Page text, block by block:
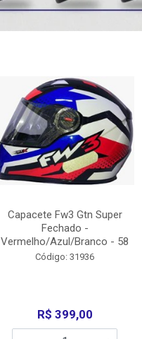
Capacete Fw3 Gtn Super
Fechado -
Vermelho/Azul/Branco - 58
Código: 31936
R$ 399,00